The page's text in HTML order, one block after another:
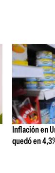
Inflación en
quedó en